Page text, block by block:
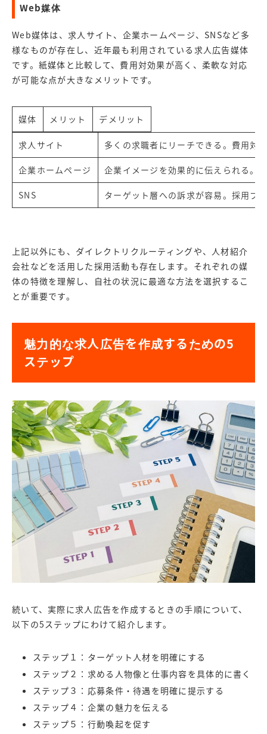
Web媒体
Web媒体は、求人サイト、企業ホームページ、SNSなど多
様なものが存在し、近年最も利用されている求人広告媒体
です。紙媒体と比較して、費用対効果が高く、柔軟な対応
が可能な点が大きなメリットです。
媒体 メリット デメリット
求人サイト 多くの求職者にリーチできる。費用対
企業ホームページ 企業イメージを効果的に伝えられる。
SNS ターゲット層への訴求が容易。採用ブ
上記以外にも、ダイレクトリクルーティングや、人材紹介
会社などを活用した採用活動も存在します。それぞれの媒
体の特徴を理解し、自社の状況に最適な方法を選択するこ
とが重要です。
魅力的な求人広告を作成するための5
ステップ
続いて、実際に求人広告を作成するときの手順について、
以下の5ステップにわけて紹介します。
ステップ１：ターゲット人材を明確にする
ステップ２：求める人物像と仕事内容を具体的に書く
ステップ３：応募条件・待遇を明確に提示する
ステップ４：企業の魅力を伝える
ステップ５：行動喚起を促す